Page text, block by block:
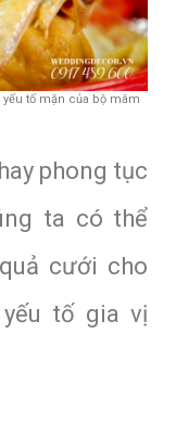
tố mặn của bộ mâm
phong tục
ta có thể
cưới cho
tố gia vị